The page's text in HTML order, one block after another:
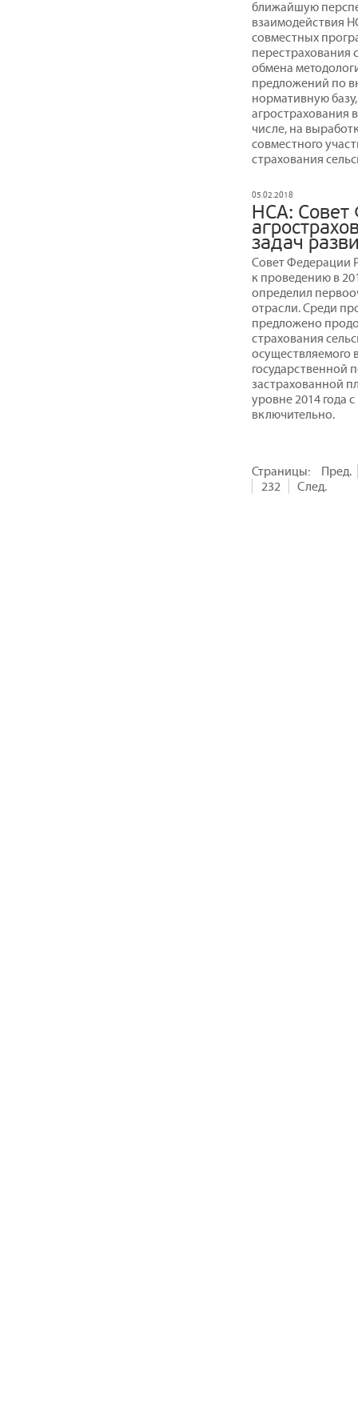
ближайшую
взаимодействия
совместных
перестрахования
обмена
предложений по
нормативную
агрострахования
числе, на
совместного
страхования
05.02.2018
НСА: Совет
задач
Совет Федерации
к проведению в
определил
отрасли. Среди
предложено
страхования
осуществляемого
государственной
застрахованной
уровне 2014 года
включительно.
Страницы:
Пред.
232
След.